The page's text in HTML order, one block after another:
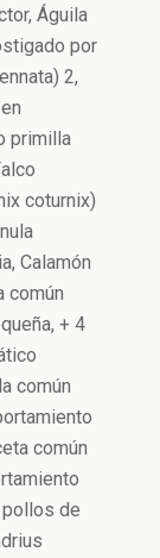
Águila
por
2,
primilla
coturnix)
Calamón
común
+ 4
común
común
de